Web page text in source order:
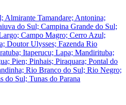
Almirante Tamandare; Antonina;
do Sul; Campina Grande do Sul;
Campo Magro; Cerro Azul;
Doutor Ulysses; Fazenda Rio
Itaperucu; Lapa; Mandirituba;
Pien; Pinhais; Piraquara; Pontal do
Rio Branco do Sul; Rio Negro;
do Sul; Tunas do Parana